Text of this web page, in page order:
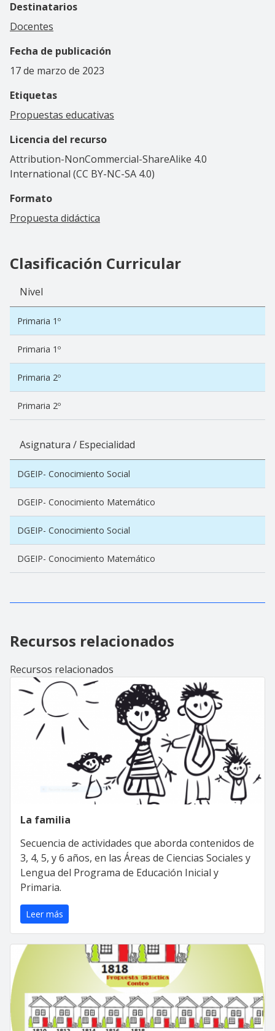
Destinatarios
Docentes
Fecha de publicación
17 de marzo de 2023
Etiquetas
Propuestas educativas
Licencia del recurso
Attribution-NonCommercial-ShareAlike 4.0
International (CC BY-NC-SA 4.0)
Formato
Propuesta didáctica
Clasificación Curricular
Nivel
Primaria 1º
Primaria 1º
Primaria 2º
Primaria 2º
Asignatura / Especialidad
DGEIP- Conocimiento Social
DGEIP- Conocimiento Matemático
DGEIP- Conocimiento Social
DGEIP- Conocimiento Matemático
Recursos relacionados
Recursos relacionados
La familia
Secuencia de actividades que aborda contenidos de
3, 4, 5, y 6 años, en las Áreas de Ciencias Sociales y
Lengua del Programa de Educación Inicial y
Primaria.
Leer más